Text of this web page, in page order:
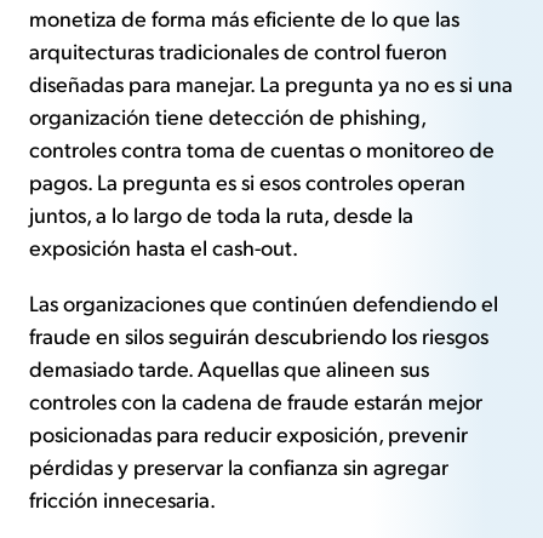
monetiza de forma más eficiente de lo que las
arquitecturas tradicionales de control fueron
diseñadas para manejar. La pregunta ya no es si una
organización tiene detección de phishing,
controles contra toma de cuentas o monitoreo de
pagos. La pregunta es si esos controles operan
juntos, a lo largo de toda la ruta, desde la
exposición hasta el cash-out.
Las organizaciones que continúen defendiendo el
fraude en silos seguirán descubriendo los riesgos
demasiado tarde. Aquellas que alineen sus
controles con la cadena de fraude estarán mejor
posicionadas para reducir exposición, prevenir
pérdidas y preservar la confianza sin agregar
fricción innecesaria.